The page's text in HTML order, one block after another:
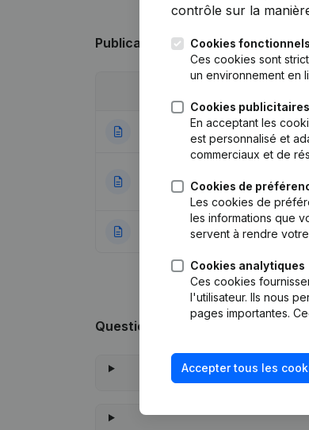
Publicationsde Conus
28-07-2026
27-07-2023
01-06-2018
Questions fréquemment posées
contrôle sur la
Cookies fonctionnels
Ces cookies sont
un environnement en
Cookies publicitaires
En acceptant les
est personnalisé et
commerciaux et de
Cookies de
Les cookies de
les informations que
servent à rendre
Cookies analytiques
Ces cookies
l'utilisateur. Ils nous
pages importantes.
Accepter tous les